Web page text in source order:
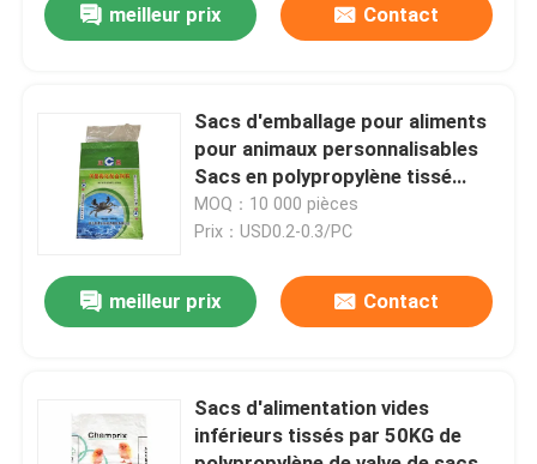
Contactez-nous
Nouvelles
Demandez une citation
Pp cimentent des sacs
meilleur prix Contact
Sacs d'emballage pour aliments
pour animaux personnalisables
Sacs en polypropylène tissé
imprimé sur mesure à vendre
MOQ：10 000 pièces
Prix：USD0.2-0.3/PC
meilleur prix Contact
Sacs d'alimentation vides
inférieurs tissés par 50KG de